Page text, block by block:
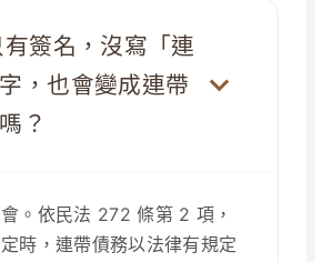
有簽名，沒寫「連
，也會變成連帶
？
。依民法 272 條第 2 項，
時，連帶債務以法律有規定